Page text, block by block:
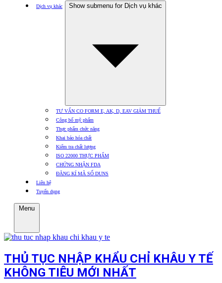
Dịch vụ khác
Show submenu for Dịch vụ khác
TƯ VẤN CO FORM E, AK, D, EAV GIẢM THUẾ
Công bố mỹ phẩm
Thực phẩm chức năng
Khai báo hóa chất
Kiểm tra chất lượng
ISO 22000 THỰC PHẨM
CHỨNG NHẬN FDA
ĐĂNG KÍ MÃ SỐ DUNS
Liên hệ
Tuyển dụng
Menu
THỦ TỤC NHẬP KHẨU CHỈ KHÂU Y TẾ
KHÔNG TIÊU MỚI NHẤT